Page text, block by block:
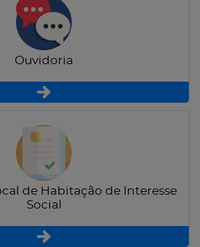
Ouvidoria
de Habitação de Interesse
Social